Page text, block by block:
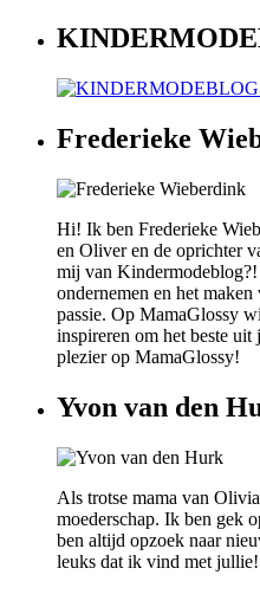
Frederieke
Hi! Ik ben Frederieke
en Oliver en de oprichter
mij van
ondernemen en het
passie. Op MamaGlossy
inspireren om het beste
plezier op MamaGlossy!
Yvon van den
Als trotse mama van
moederschap. Ik ben gek
ben altijd opzoek naar
leuks dat ik vind met jullie!